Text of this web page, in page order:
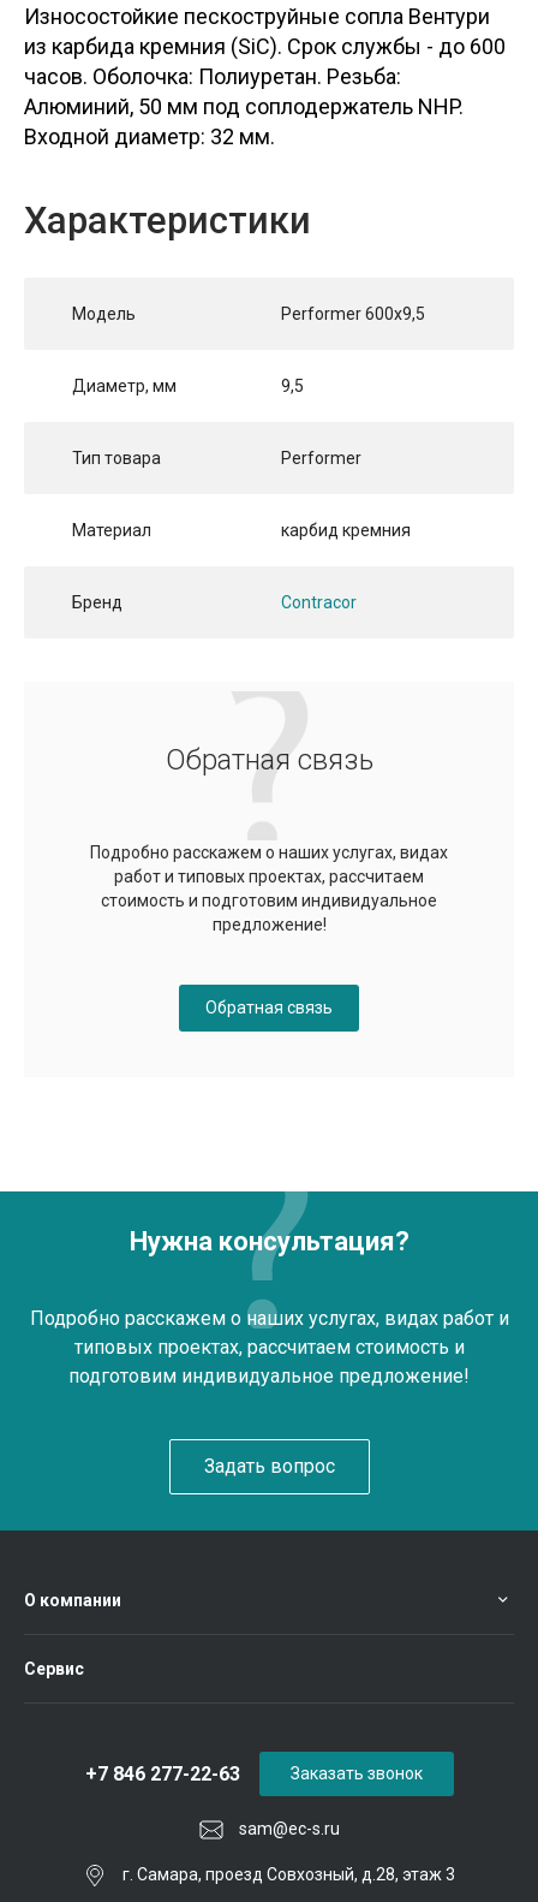
Износостойкие пескоструйные сопла Вентури
из карбида кремния (SiC). Срок службы - до 600
часов. Оболочка: Полиуретан. Резьба:
Алюминий, 50 мм под соплодержатель NHP.
Входной диаметр: 32 мм.
Характеристики
Модель Performer 600х9,5
Диаметр, мм 9,5
Тип товара Performer
Материал карбид кремния
Бренд Contracor
Обратная связь
Подробно расскажем о наших услугах, видах
работ и типовых проектах, рассчитаем
стоимость и подготовим индивидуальное
предложение!
Обратная связь
Нужна консультация?
Подробно расскажем о наших услугах, видах работ и
типовых проектах, рассчитаем стоимость и
подготовим индивидуальное предложение!
Задать вопрос
О компании
Сервис
sam@ec-s.ru
+7 846 277-22-63
г. Самара, проезд Совхозный, д.28, этаж 3
Заказать звонок